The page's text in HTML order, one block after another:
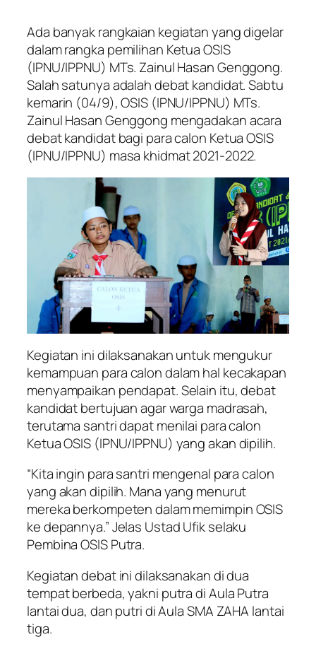
Ada banyak rangkaian kegiatan yang digelar
dalam rangka pemilihan Ketua OSIS
(IPNU/IPPNU) MTs. Zainul Hasan Genggong.
Salah satunya adalah debat kandidat. Sabtu
kemarin (04/9), OSIS (IPNU/IPPNU) MTs.
Zainul Hasan Genggong mengadakan acara
debat kandidat bagi para calon Ketua OSIS
(IPNU/IPPNU) masa khidmat 2021-2022.
Kegiatan ini dilaksanakan untuk mengukur
kemampuan para calon dalam hal kecakapan
menyampaikan pendapat. Selain itu, debat
kandidat bertujuan agar warga madrasah,
terutama santri dapat menilai para calon
Ketua OSIS (IPNU/IPPNU) yang akan dipilih.
“Kita ingin para santri mengenal para calon
yang akan dipilih. Mana yang menurut
mereka berkompeten dalam memimpin OSIS
ke depannya.” Jelas Ustad Ufik selaku
Pembina OSIS Putra.
Kegiatan debat ini dilaksanakan di dua
tempat berbeda, yakni putra di Aula Putra
lantai dua, dan putri di Aula SMA ZAHA lantai
tiga.